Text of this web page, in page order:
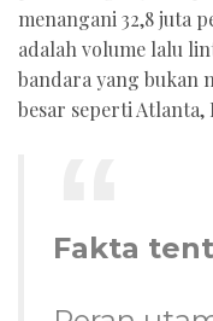
menangani 32,8 juta
adalah volume lalu
bandara yang bukan
besar seperti Atlanta,
Fakta